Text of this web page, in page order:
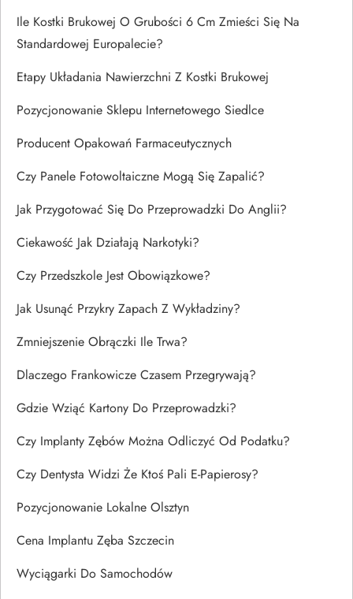
Ile Kostki Brukowej O Grubości 6 Cm Zmieści Się Na
Standardowej Europalecie?
Etapy Układania Nawierzchni Z Kostki Brukowej
Pozycjonowanie Sklepu Internetowego Siedlce
Producent Opakowań Farmaceutycznych
Czy Panele Fotowoltaiczne Mogą Się Zapalić?
Jak Przygotować Się Do Przeprowadzki Do Anglii?
Ciekawość Jak Działają Narkotyki?
Czy Przedszkole Jest Obowiązkowe?
Jak Usunąć Przykry Zapach Z Wykładziny?
Zmniejszenie Obrączki Ile Trwa?
Dlaczego Frankowicze Czasem Przegrywają?
Gdzie Wziąć Kartony Do Przeprowadzki?
Czy Implanty Zębów Można Odliczyć Od Podatku?
Czy Dentysta Widzi Że Ktoś Pali E-Papierosy?
Pozycjonowanie Lokalne Olsztyn
Cena Implantu Zęba Szczecin
Wyciągarki Do Samochodów